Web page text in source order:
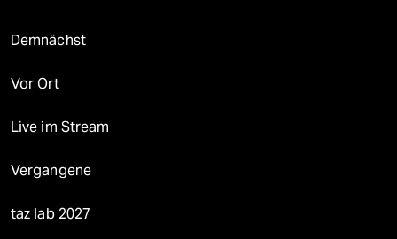
Demnächst
Vor Ort
Live im Stream
Vergangene
taz lab 2027